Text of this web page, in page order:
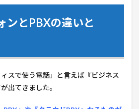
ンとPBXの違いと
スで使う電話」と言えば『ビジネス
出てきました。